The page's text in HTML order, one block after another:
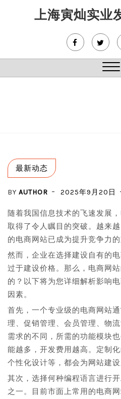
上海寅灿实业
Close
最新动态
BY AUTHOR 2025年9月20日
随着我国信息技术的飞速发展
取得了令人瞩目的突破。越来
的电商网站已成为提升竞争力的
然而，企业在选择建设自有的
过于建设价格。那么，电商网
的？以下将为您详细解析影响
因素。
首先，一个专业级的电商网站
理、促销管理、会员管理、物
需求的不同，所需的功能模块
能越多，开发费用越高。定制
个性化设计等，都会为网站建
其次，选择何种编程语言进行
之一。目前市面上常用的电商